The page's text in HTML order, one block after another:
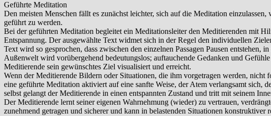
Geführte Meditation
Den meisten Menschen fällt es zunächst leichter, sich auf die Meditation
geführt zu werden.
Bei der geführten Meditation begleitet ein Meditationsleiter den Meditierenden mit
Entspannung. Der ausgewählte Text widmet sich in der Regel den individuellen
Text wird so gesprochen, dass zwischen den einzelnen Passagen Pausen
Außenwelt wird vorübergehend bedeutungslos; auftauchende Gedanken und
Meditierende sein gewünschtes Ziel visualisiert und erreicht.
Wenn der Meditierende Bildern oder Situationen, die ihm vorgetragen werden, nicht
eine geführte Meditation aktiviert auf eine sanfte Weise, der Atem verlangsamt
selbst gelangt der Meditierende in einen entspannten Zustand und tritt mit seinem
Der Meditierende lernt seiner eigenen Wahrnehmung (wieder) zu vertrauen,
zunehmend getragen und sicherer und kann in belastenden Situationen konstruktiver